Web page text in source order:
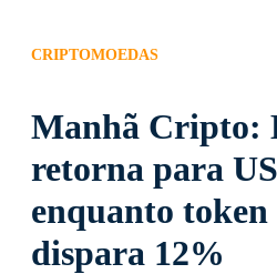
CRIPTOMOEDAS
Manhã Cripto:
retorna para
enquanto
dispara 12%